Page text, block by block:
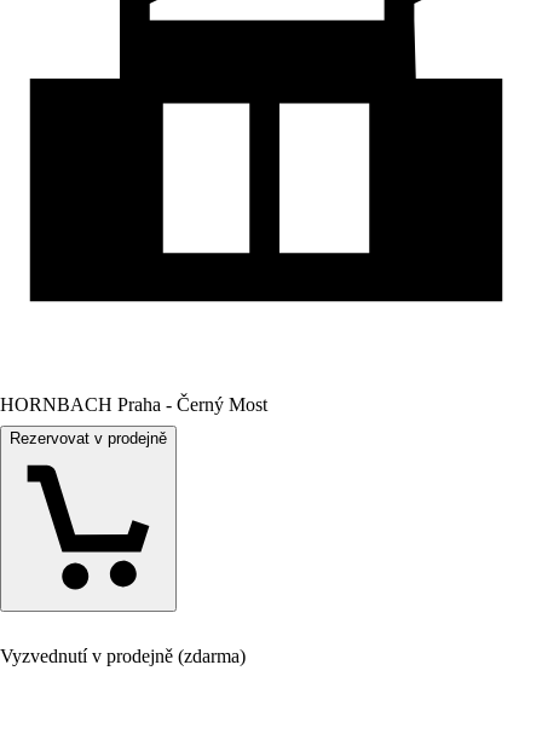
HORNBACH Praha - Černý Most
Rezervovat v prodejně
Vyzvednutí v prodejně (zdarma)